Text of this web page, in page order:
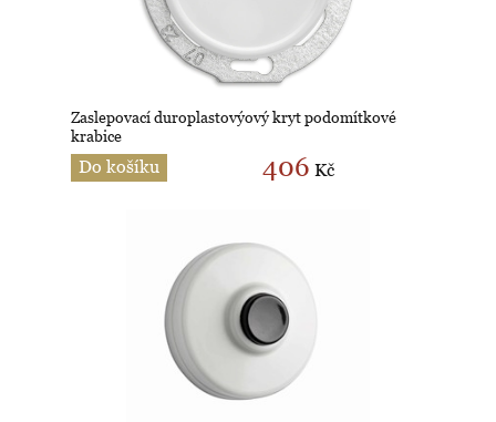
Zaslepovací duroplastovýový kryt podomítkové
krabice
Do košíku 406 Kč